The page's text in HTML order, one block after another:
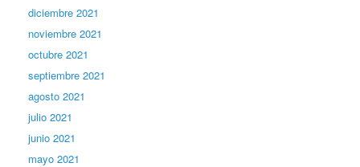
diciembre 2021
noviembre 2021
octubre 2021
septiembre 2021
agosto 2021
julio 2021
junio 2021
mayo 2021